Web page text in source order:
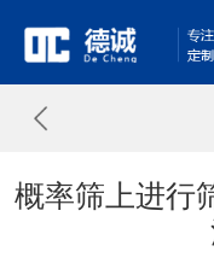
概率筛上进行